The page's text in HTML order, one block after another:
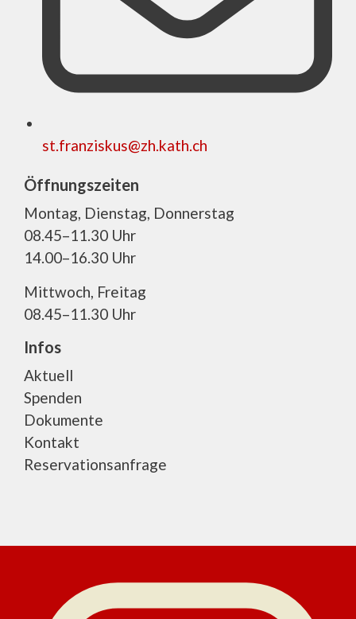
st.franziskus@zh.kath.ch
Öffnungszeiten
Montag, Dienstag, Donnerstag
08.45–11.30 Uhr
14.00–16.30 Uhr
Mittwoch, Freitag
08.45–11.30 Uhr
Infos
Aktuell
Spenden
Dokumente
Kontakt
Reservationsanfrage